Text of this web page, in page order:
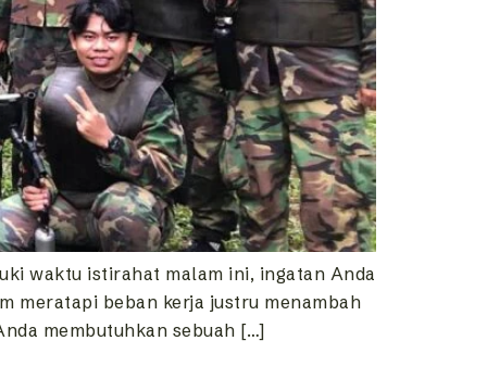
waktu istirahat malam ini, ingatan Anda
meratapi beban kerja justru menambah
membutuhkan sebuah […]